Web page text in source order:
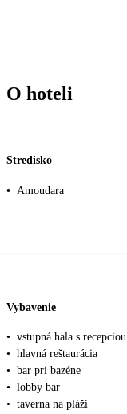
O hoteli
Stredisko
• Amoudara
Vybavenie
• vstupná hala s recepciou
• hlavná reštaurácia
• bar pri bazéne
• lobby bar
• taverna na pláži